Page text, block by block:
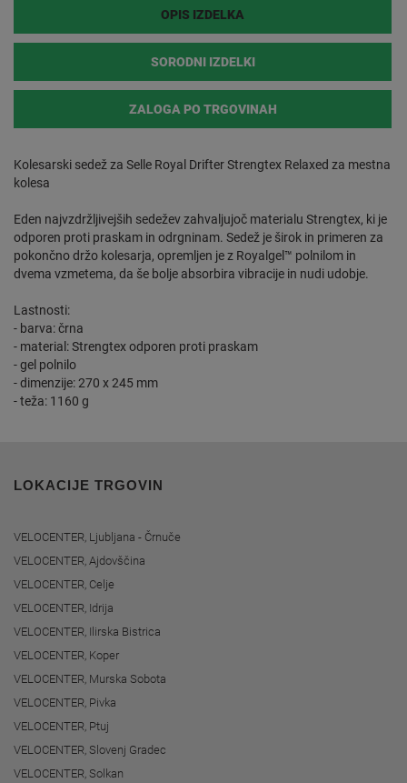
OPIS IZDELKA
SORODNI IZDELKI
ZALOGA PO TRGOVINAH
Kolesarski sedež za Selle Royal Drifter Strengtex Relaxed za mestna
kolesa
Eden najvzdržljivejših sedežev zahvaljujoč materialu Strengtex, ki je
odporen proti praskam in odrgninam. Sedež je širok in primeren za
pokončno držo kolesarja, opremljen je z Royalgel™ polnilom in
dvema vzmetema, da še bolje absorbira vibracije in nudi udobje.
Lastnosti:
- barva: črna
- material: Strengtex odporen proti praskam
- gel polnilo
- dimenzije: 270 x 245 mm
- teža: 1160 g
LOKACIJE TRGOVIN
VELOCENTER, Ljubljana - Črnuče
VELOCENTER, Ajdovščina
VELOCENTER, Celje
VELOCENTER, Idrija
VELOCENTER, Ilirska Bistrica
VELOCENTER, Koper
VELOCENTER, Murska Sobota
VELOCENTER, Pivka
VELOCENTER, Ptuj
VELOCENTER, Slovenj Gradec
VELOCENTER, Solkan